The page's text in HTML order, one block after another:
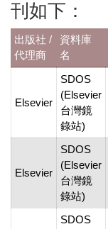
刊如下：
出版社 /
代理商
資料庫
名
Elsevier
SDOS
(Elsevier
台灣鏡
錄站)
Elsevier
SDOS
(Elsevier
台灣鏡
錄站)
SDOS